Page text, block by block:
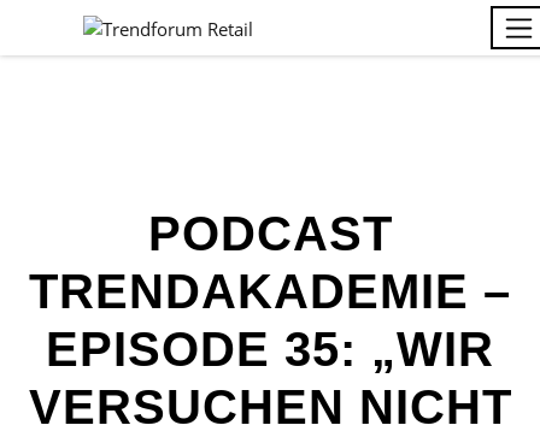
PODCAST
TRENDAKADEMIE –
EPISODE 35: „WIR
VERSUCHEN NICHT